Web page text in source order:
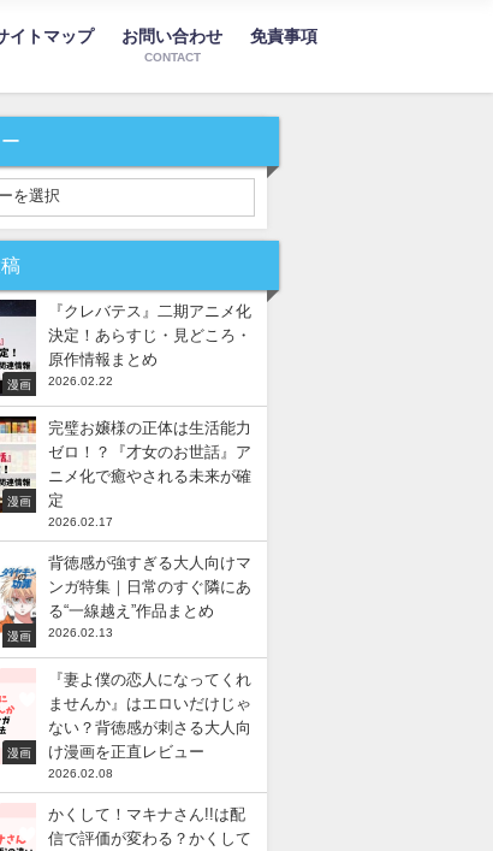
イトマップ お問い合わせ
CONTACT
免責事項
漫画
『クレバテス』二期アニメ化
決定！あらすじ・見どころ・
原作情報まとめ
2026.02.22
漫画
完璧お嬢様の正体は生活能力
ゼロ！？『才女のお世話』ア
ニメ化で癒やされる未来が確
定
2026.02.17
漫画
背徳感が強すぎる大人向けマ
ンガ特集｜日常のすぐ隣にあ
る“一線越え”作品まとめ
2026.02.13
漫画
『妻よ僕の恋人になってくれ
ませんか』はエロいだけじゃ
ない？背徳感が刺さる大人向
け漫画を正直レビュー
2026.02.08
かくして！マキナさん!!は配
信で評価が変わる？かくして